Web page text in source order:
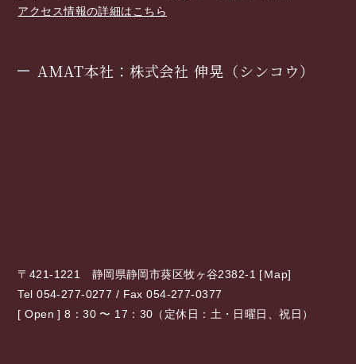
アクセス情報の詳細はこちら
AMAT本社：株式会社 伸晃（シンコウ）
〒421-1221 静岡県静岡市葵区牧ヶ谷2382-1 [Ｍap]
Tel 054-277-0277 / Fax 054-277-0377
[ Open ] 8：30 〜 17：30（定休日：土・日曜日、祝日）